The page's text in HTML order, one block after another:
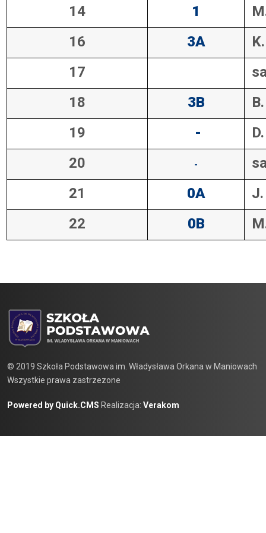
14
1
16
3A
17
18
3B
19
-
20
-
21
0A
22
0B
© 2019 Szkoła Podstawowa im. Władysława Orkana w Maniowach
Wszystkie prawa zastrzezone
Powered by Quick.CMS Realizacja: Verakom